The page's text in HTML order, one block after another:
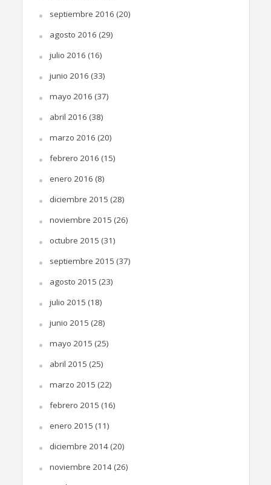
septiembre 2016 (20)
agosto 2016 (29)
julio 2016 (16)
junio 2016 (33)
mayo 2016 (37)
abril 2016 (38)
marzo 2016 (20)
febrero 2016 (15)
enero 2016 (8)
diciembre 2015 (28)
noviembre 2015 (26)
octubre 2015 (31)
septiembre 2015 (37)
agosto 2015 (23)
julio 2015 (18)
junio 2015 (28)
mayo 2015 (25)
abril 2015 (25)
marzo 2015 (22)
febrero 2015 (16)
enero 2015 (11)
diciembre 2014(20)
noviembre 2014(26)